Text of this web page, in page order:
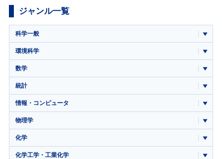
ジャンル一覧
科学一般
環境科学
数学
統計
情報・コンピュータ
物理学
化学
化学工学・工業化学